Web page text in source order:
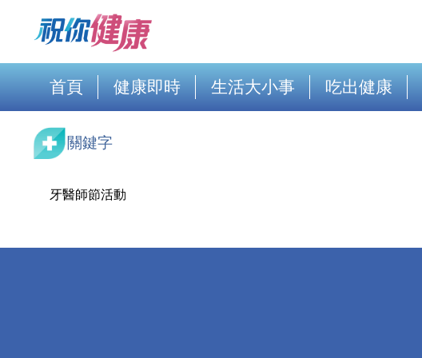
首頁 健康即時 生活大小事 吃出健康
關鍵字
牙醫師節活動